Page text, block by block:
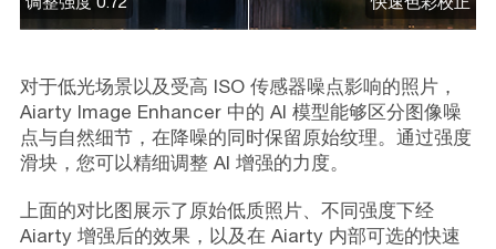
对于低光场景以及受高 ISO 传感器噪点影响的照片，
Aiarty Image Enhancer 中的 AI 模型能够区分图像噪
点与自然细节，在降噪的同时保留原始纹理。通过强度
滑块，您可以精细调整 AI 增强的力度。
上面的对比图展示了原始低质照片、不同强度下经
Aiarty 增强后的效果，以及在 Aiarty 内部可选的快速